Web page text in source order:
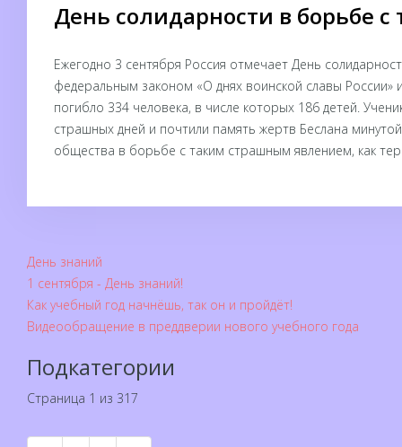
День солидарности в борьбе
Ежегодно 3 сентября Россия отмечает День
федеральным законом «О днях воинской славы России»
погибло 334 человека, в числе которых 186 детей.
страшных дней и почтили память жертв Беслана
общества в борьбе с таким страшным явлением, как
День знаний
1 сентября - День знаний!
Как учебный год начнёшь, так он и пройдёт!
Видеообращение в преддверии нового учебного года
Подкатегории
Страница 1 из 317